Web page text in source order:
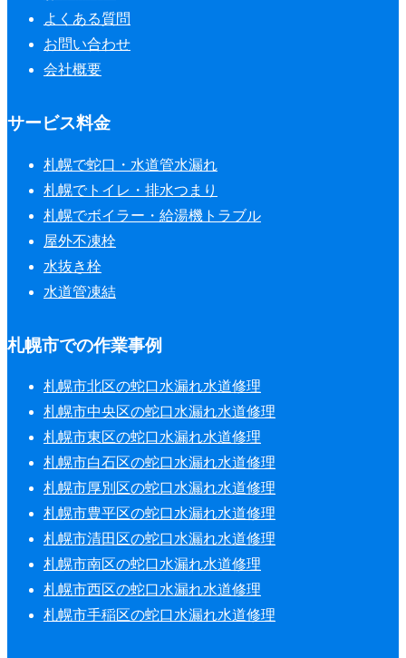
よくある質問
お問い合わせ
会社概要
サービス料金
札幌で蛇口・水道管水漏れ
札幌でトイレ・排水つまり
札幌でボイラー・給湯機トラブル
屋外不凍栓
水抜き栓
水道管凍結
札幌市での作業事例
札幌市北区の蛇口水漏れ水道修理
札幌市中央区の蛇口水漏れ水道修理
札幌市東区の蛇口水漏れ水道修理
札幌市白石区の蛇口水漏れ水道修理
札幌市厚別区の蛇口水漏れ水道修理
札幌市豊平区の蛇口水漏れ水道修理
札幌市清田区の蛇口水漏れ水道修理
札幌市南区の蛇口水漏れ水道修理
札幌市西区の蛇口水漏れ水道修理
札幌市手稲区の蛇口水漏れ水道修理